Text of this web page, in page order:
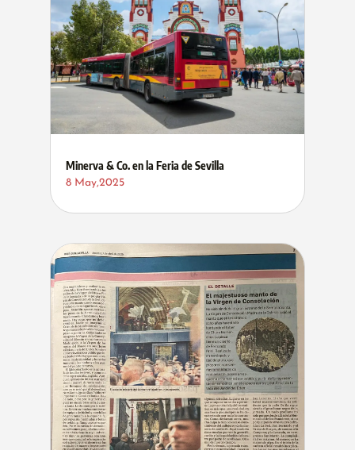
Minerva & Co. en la Feria de Sevilla
8 May,2025